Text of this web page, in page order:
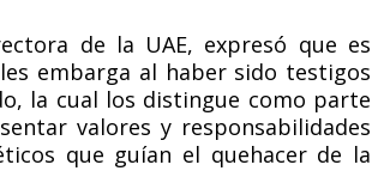
de la UAE, expresó que es
embarga al haber sido testigos
la cual los distingue como parte
valores y responsabilidades
que guían el quehacer de la